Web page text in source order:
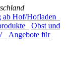
ab Hof/Hofladen
Obst und
Angebote für